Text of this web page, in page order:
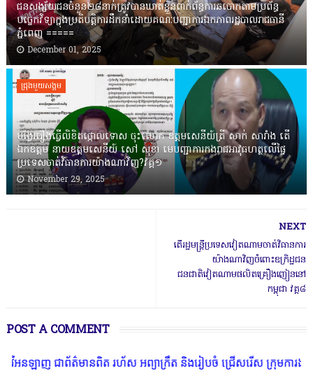
ជនសង្ស័យជនចំនួន២៨នាក់ត្រូវបានឃាត់ខ្លួនពាក់ព័ន្ធការឆបោកតាមប្រព័ន្ធ
បច្ចេកវិទ្យាក្នុងប្រតិបត្តិការដឹកនាំដោយគណៈបញ្ជាការឯកភាពរដ្ឋបាលរាជធានី
ភ្នំពេញ ‎=====
December 01, 2025
ជ្រុងមួយសង្គម
បង្វែររឿងធ្វើលិខិតថ្កោលទោស ចុះលោក ឧត្តមសេនីយ៍ត្រី សាក់ សារាំង តើ
ឯកឧត្តម នាយឧត្តមសេនីយ៍ សៅ សុខា មេបញ្ជាការកងរាជអាវុធហត្ថលើផ្ទៃ
ប្រទេសចាត់វិធានការយ៉ាងណាវិញ?វគ្គ១
November 29, 2025
NEXT
តើរដ្ឋមន្ត្រីប្រទេសវៀតណាមចាត់វិធានការ
យ៉ាងណាវិញចំពោះឧក្រិដ្ឋជន
ជនជាតិវៀតណាមផលិតគ្រឿងញៀននៅ
កម្ពុជា វគ្គ៨
POST A COMMENT
ព័ត៌មានពិត រហ័ស អព្យាក្រឹត និងរៀបចំ ជ្រើសរើស ក្រុមការងារ នៅតាមប